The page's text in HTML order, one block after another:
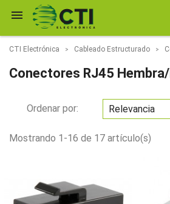

CTI Electrónica Cableado Estructurado
Conectores RJ45
Ordenar por:
Mostrando 1-16 de 17 artículo(s)